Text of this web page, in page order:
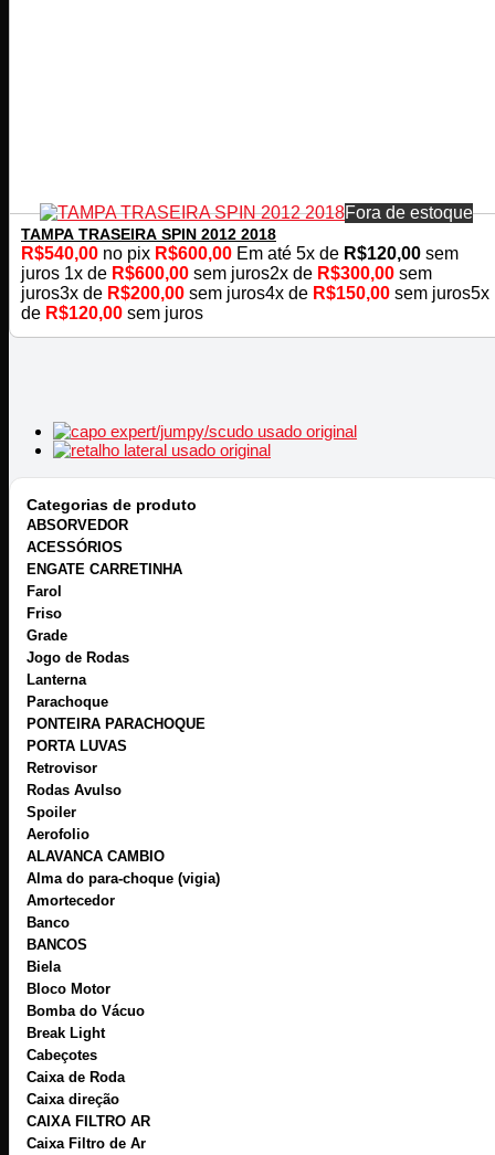
Fora de estoque
TAMPA TRASEIRA SPIN 2012 2018
R$540,00 no pix R$600,00 Em até 5x de R$120,00 sem
juros 1x de R$600,00 sem juros2x de R$300,00 sem
juros3x de R$200,00 sem juros4x de R$150,00 sem juros5x
de R$120,00 sem juros
Categorias de produto
ABSORVEDOR
ACESSÓRIOS
ENGATE CARRETINHA
Farol
Friso
Grade
Jogo de Rodas
Lanterna
Parachoque
PONTEIRA PARACHOQUE
PORTA LUVAS
Retrovisor
Rodas Avulso
Spoiler
Aerofolio
ALAVANCA CAMBIO
Alma do para-choque (vigia)
Amortecedor
Banco
BANCOS
Biela
Bloco Motor
Bomba do Vácuo
Break Light
Cabeçotes
Caixa de Roda
Caixa direção
CAIXA FILTRO AR
Caixa Filtro de Ar